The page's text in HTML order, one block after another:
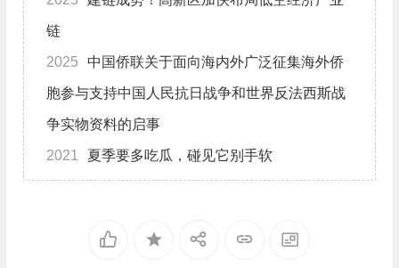
链
2025 中国侨联关于面向海内外广泛征集海外侨
胞参与支持中国人民抗日战争和世界反法西斯战
争实物资料的启事
2021 夏季要多吃瓜，碰见它别手软